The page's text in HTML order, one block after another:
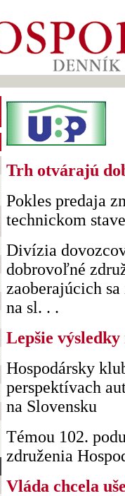
Trh otvárajú
Pokles predaja
technickom stave
Divízia
dobrovoľné
zaoberajúcich
na sl. . .
Lepšie
Hospodársky
perspektívach
na Slovensku
Témou 102.
združenia
Vláda chcela